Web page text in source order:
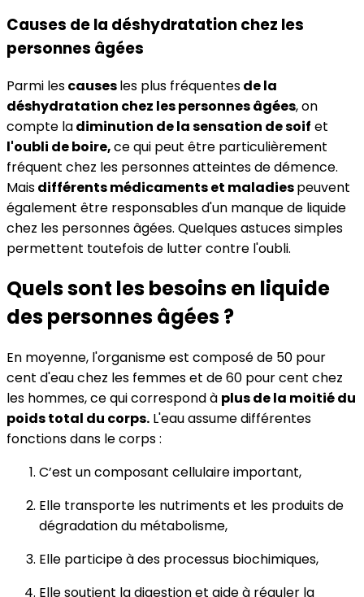
Causes de la déshydratation chez les
personnes âgées
Parmi lescausesles plus fréquentesde la
déshydratation chez les personnes âgées, on
compte ladiminution de la sensation de soif et
l'oubli de boire,ce qui peut être particulièrement
fréquent chez les personnes atteintes de démence.
Maisdifférents médicaments et maladiespeuvent
également être responsables d'un manque de liquide
chez les personnes âgées. Quelques astuces simples
permettent toutefois de lutter contre l'oubli.
Quels sont les besoins en liquide
des personnes âgées ?
En moyenne, l'organisme est composé de 50 pour
cent d'eau chez les femmes et de 60 pour cent chez
les hommes, ce qui correspond à plus de la moitié du
poids total du corps. L'eau assume différentes
fonctions dans le corps :
C’est un composant cellulaire important,
Elle transporte les nutriments et les produits de
dégradation du métabolisme,
Elle participe à des processus biochimiques,
Elle soutient la digestion et aide à réguler la